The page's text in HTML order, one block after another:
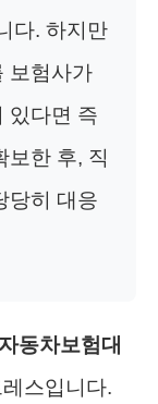
다. 하지만
보험사가
있다면 즉
보한 후, 직
당히 대응
자동차보험대
스입니다.